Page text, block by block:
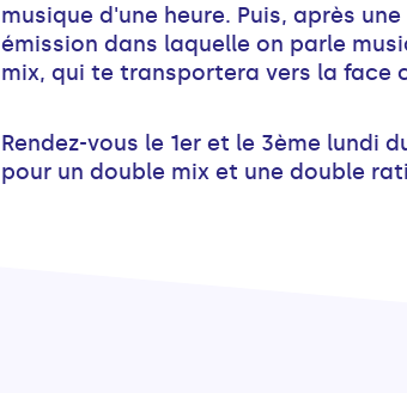
musique d'une heure. Puis, après
émission dans laquelle on parle
mix, qui te transportera vers la face
Rendez-vous le 1er et le 3ème lundi
pour un double mix et une double